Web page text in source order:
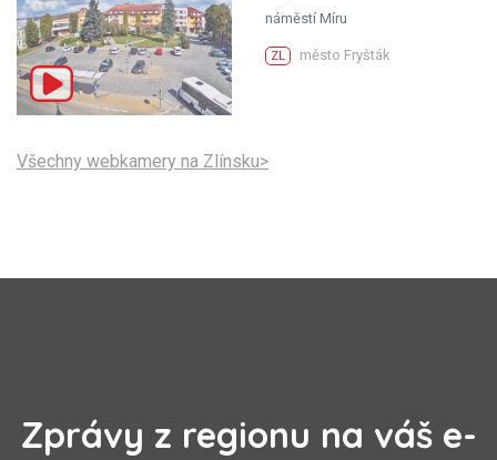
náměstí Míru
ZL město Fryšták
Všechny webkamery na Zlínsku>
Zprávy z regionu na váš e-